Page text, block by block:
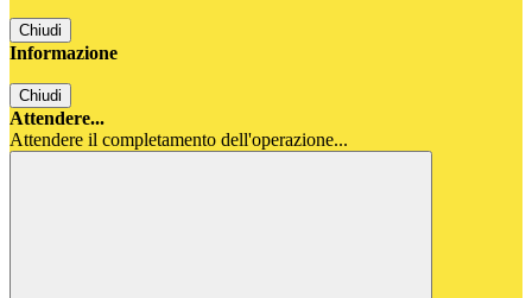
Chiudi
Informazione
Chiudi
Attendere...
Attendere il completamento dell'operazione...